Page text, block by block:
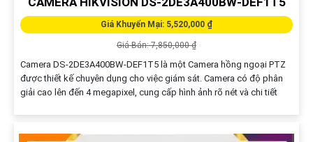
Giá Khuyến Mại: 5,520,000 ₫
Giá Bán: 7,850,000 ₫
Camera DS-2DE3A400BW-DEF1T5 là một Camera hồng ngoại PTZ
được thiết kế chuyên dụng cho việc giám sát. Camera có độ phân
giải cao lên đến 4 megapixel, cung cấp hình ảnh rõ nét và chi tiết